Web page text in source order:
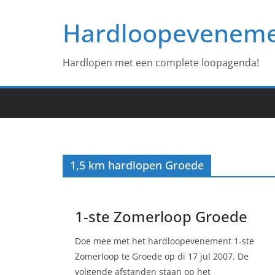
Hardlopen met een complete loopagenda!
1,5 km hardlopen Groede
1-ste Zomerloop Groede
Doe mee met het hardloopevenement 1-ste
Zomerloop te Groede op di 17 jul 2007. De
volgende afstanden staan op het